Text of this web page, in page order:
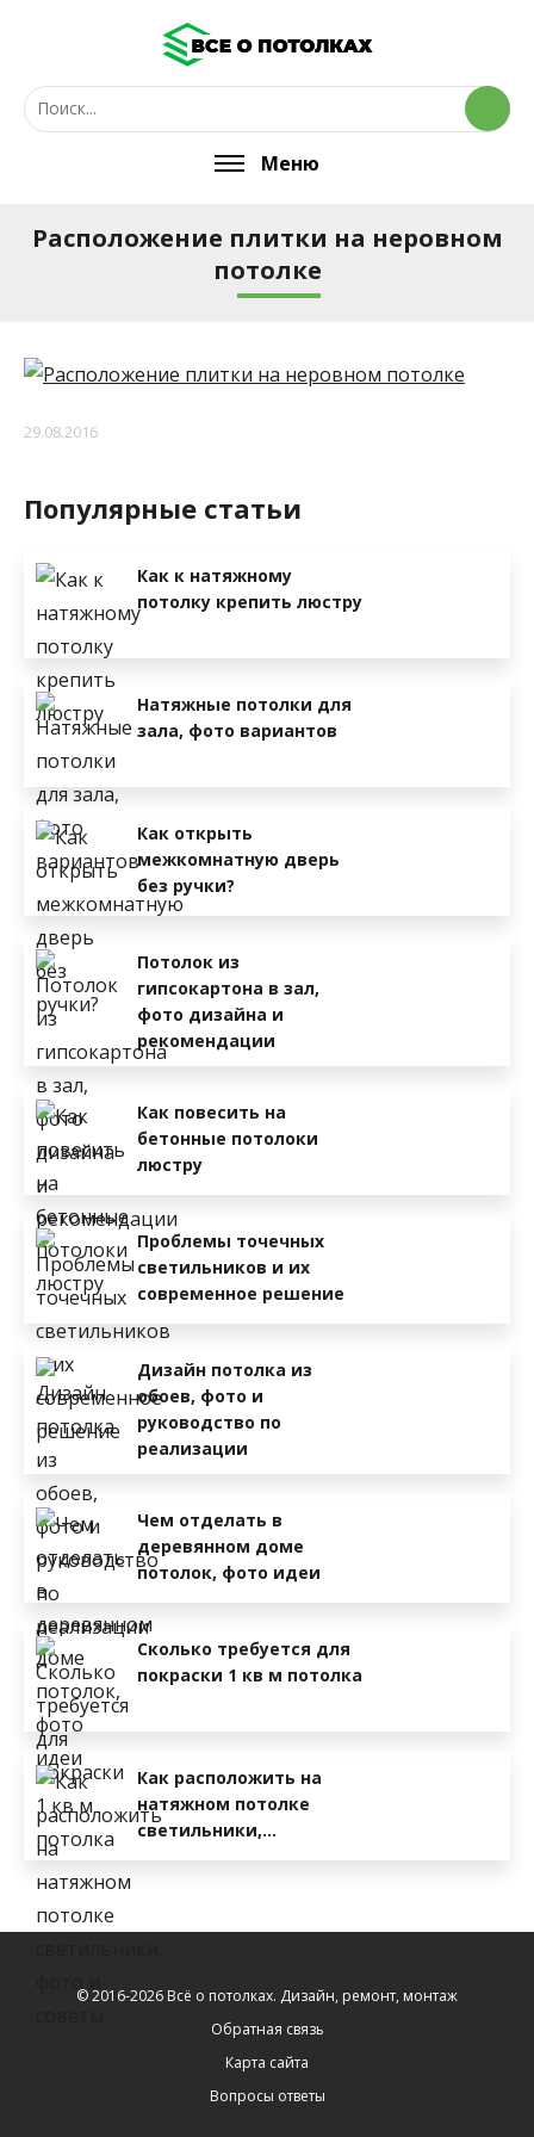
Меню
Расположение плитки на неровном
потолке
29.08.2016
Популярные статьи
Как к натяжному
потолку крепить люстру
Натяжные потолки для
зала, фото вариантов
Как открыть
межкомнатную дверь
без ручки?
Потолок из
гипсокартона в зал,
фото дизайна и
рекомендации
Как повесить на
бетонные потолоки
люстру
Проблемы точечных
светильников и их
современное решение
Дизайн потолка из
обоев, фото и
руководство по
реализации
Чем отделать в
деревянном доме
потолок, фото идеи
Сколько требуется для
покраски 1 кв м потолка
Как расположить на
натяжном потолке
светильники,…
© 2016-2026 Всё о потолках. Дизайн, ремонт, монтаж
Обратная связь
Карта сайта
Вопросы ответы